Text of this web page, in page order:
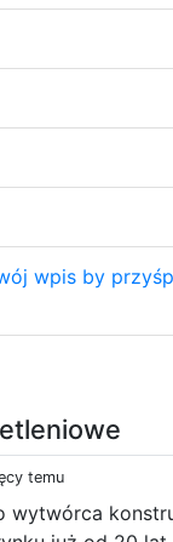
temu
wytwórca
wpis by